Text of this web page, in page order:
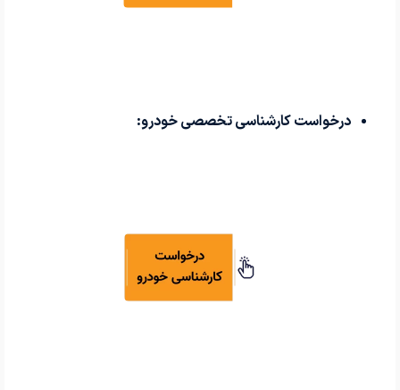
درخواست کارشناسی تخصصی خودرو: